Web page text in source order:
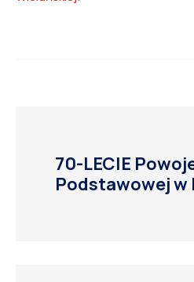
70-LECIE
Podstawowej w